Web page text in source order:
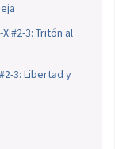
#2-3: Tritón al
3: Libertad y